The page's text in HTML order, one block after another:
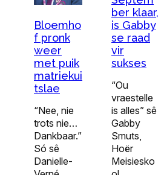
Bloemho
f pronk
weer
met puik
matriekui
tslae
“Nee, nie
trots nie…
Dankbaar.”
Só sê
Danielle-
ber klaar,
is Gabby
se raad
vir
sukses
“Ou
vraestelle
is alles” sê
Gabby
Smuts,
Hoër
Meisiesko